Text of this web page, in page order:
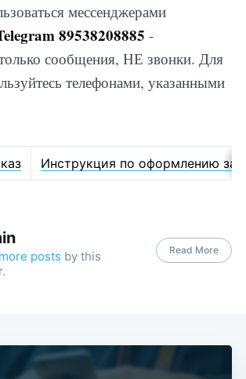
мессенджерами
89538208885 -
сообщения, НЕ звонки. Для
телефонами, указанными
Инструкция по оформлению
more posts by this
Read More